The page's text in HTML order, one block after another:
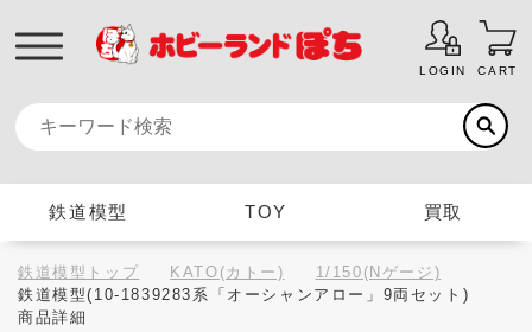
LOGIN CART
鉄道模型 TOY 買取
鉄道模型トップ KATO(カトー)
1/150(Nゲージ)
鉄道模型(10-1839283系「オーシャンアロー」9両セット)
商品詳細